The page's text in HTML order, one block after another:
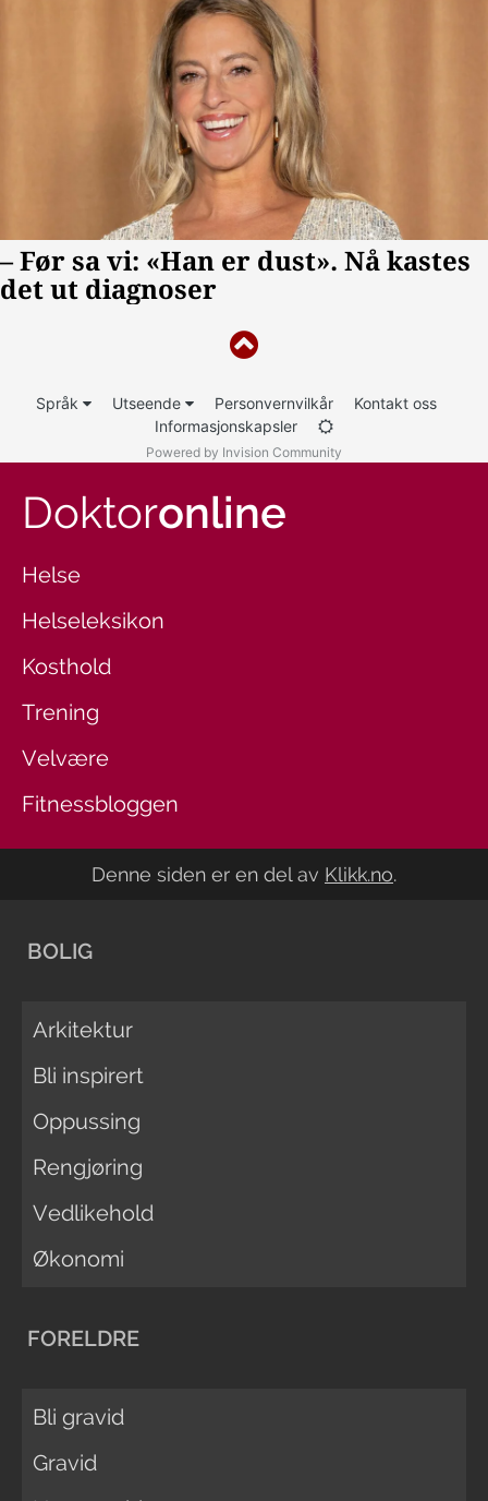
Språk Utseende Personvernvilkår
Kontakt oss
Informasjonskapsler
Powered by Invision Community
Doktoronline
Helse
Helseleksikon
Kosthold
Trening
Velvære
Fitnessbloggen
Denne siden er en del av Klikk.no.
BOLIG
Arkitektur
Bli inspirert
Oppussing
Rengjøring
Vedlikehold
Økonomi
FORELDRE
Bli gravid
Gravid